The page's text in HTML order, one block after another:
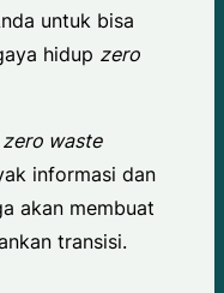
untuk bisa
hidup zero
zero waste
informasi dan
akan membuat
transisi.